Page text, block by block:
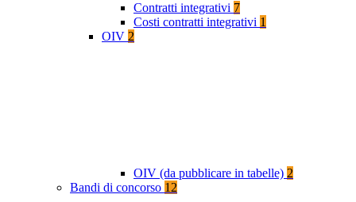
Contratti integrativi 7
Costi contratti integrativi 1
OIV 2
OIV (da pubblicare in tabelle) 2
Bandi di concorso 12